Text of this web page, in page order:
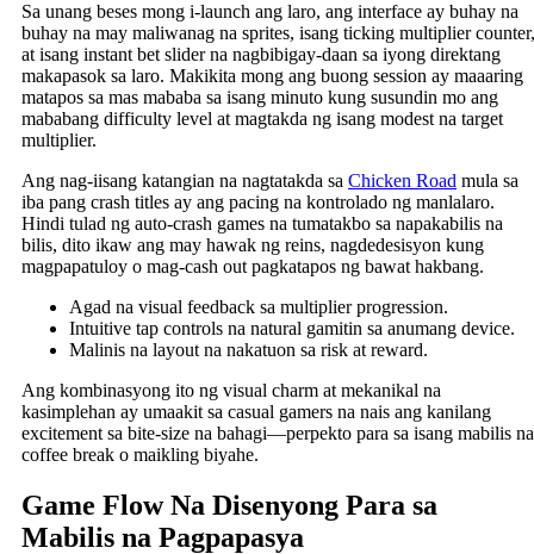
Sa unang beses mong i-launch ang laro, ang interface ay buhay na
buhay na may maliwanag na sprites, isang ticking multiplier counter,
at isang instant bet slider na nagbibigay-daan sa iyong direktang
makapasok sa laro. Makikita mong ang buong session ay maaaring
matapos sa mas mababa sa isang minuto kung susundin mo ang
mababang difficulty level at magtakda ng isang modest na target
multiplier.
Ang nag-iisang katangian na nagtatakda sa Chicken Road mula sa
iba pang crash titles ay ang pacing na kontrolado ng manlalaro.
Hindi tulad ng auto‑crash games na tumatakbo sa napakabilis na
bilis, dito ikaw ang may hawak ng reins, nagdedesisyon kung
magpapatuloy o mag-cash out pagkatapos ng bawat hakbang.
Agad na visual feedback sa multiplier progression.
Intuitive tap controls na natural gamitin sa anumang device.
Malinis na layout na nakatuon sa risk at reward.
Ang kombinasyong ito ng visual charm at mekanikal na
kasimplehan ay umaakit sa casual gamers na nais ang kanilang
excitement sa bite‑size na bahagi—perpekto para sa isang mabilis na
coffee break o maikling biyahe.
Game Flow Na Disenyong Para sa
Mabilis na Pagpapasya